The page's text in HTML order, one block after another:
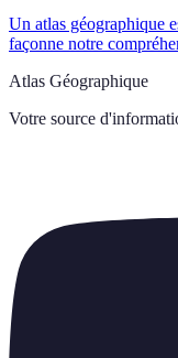
Un atlas géographique
façonne notre
Atlas Géographique
Votre source